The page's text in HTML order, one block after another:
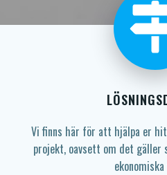
Vi finns här för att hjälpa er
projekt, oavsett om det